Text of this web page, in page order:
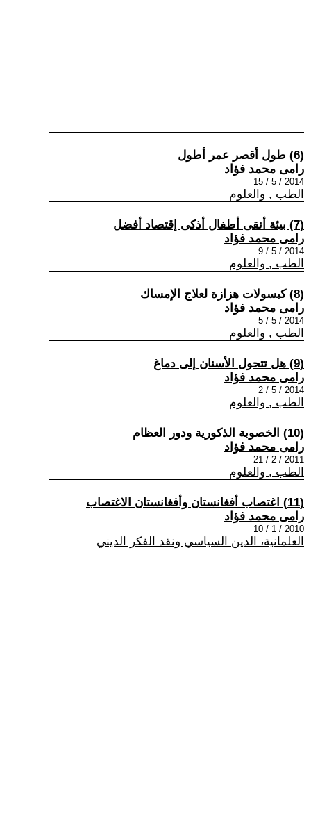
(6) طول أقصر عمر أطول
رامى محمد فؤاد
2014 / 5 / 15
الطب , والعلوم
(7) بيئة أنقى أطفال أذكى إقتصاد أفضل
رامى محمد فؤاد
2014 / 5 / 9
الطب , والعلوم
(8) كبسولات هزازة لعلاج الإمساك
رامى محمد فؤاد
2014 / 5 / 5
الطب , والعلوم
(9) هل تتحول الأسنان إلى دماغ
رامى محمد فؤاد
2014 / 5 / 2
الطب , والعلوم
(10) الخصوبة الذكورية ودور العظام
رامى محمد فؤاد
2011 / 2 / 21
الطب , والعلوم
(11) اغتصاب أفغانستان وأفغانستان الاغتصاب
رامى محمد فؤاد
2010 / 1 / 10
العلمانية، الدين السياسي ونقد الفكر الديني